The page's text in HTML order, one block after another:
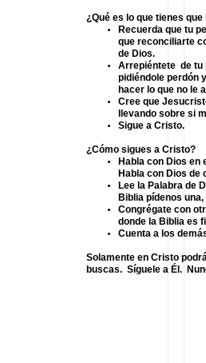
¿Qué es lo que tienes
Recuerda que tu
que reconciliarte
de Dios.
Arrepiéntete de tu
pidiéndole perdón
hacer lo que no
Cree que
llevando sobre si
Sigue a Cristo.
¿Cómo sigues a Cristo?
Habla con Dios
Habla con Dios
Lee la Palabra de
Biblia pídenos
Congrégate con
donde la Biblia es
Cuenta a los
Solamente en Cristo
buscas. Síguele a Él.